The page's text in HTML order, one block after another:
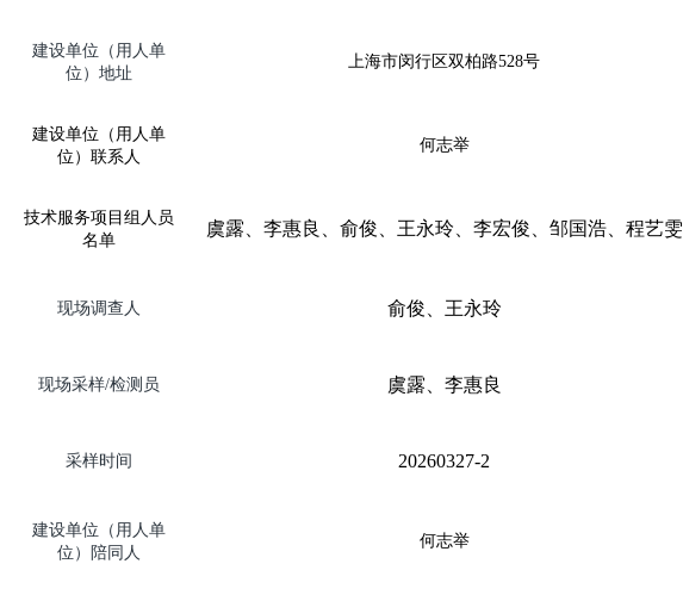
建设单位（用人单
位）地址
上海市闵行区双柏路528号
建设单位（用人单
位）联系人
何志举
技术服务项目组人员
名单
虞露、李惠良、俞俊 王永玲、李宏俊、邹国浩、程艺雯
现场调查人 俞俊 王永玲
现场采样/检测员 虞露、李惠良
采样时间 20260327-2
建设单位（用人单
位）陪同人
何志举